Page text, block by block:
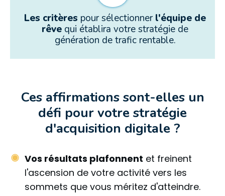
Les critères pour sélectionnerl'équipe de
rêve qui établira votre stratégie de
génération de trafic rentable.
Ces affirmations sont-elles un
défi pour votre stratégie
d'acquisition digitale ?
Vos résultats plafonnent et freinent
l'ascension de votre activité vers les
sommets que vous méritez d'atteindre.